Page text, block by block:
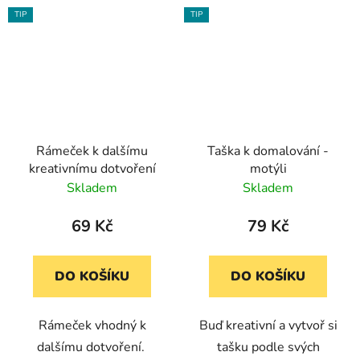
TIP
Rámeček k dalšímu
kreativnímu dotvoření
Skladem
69 Kč
DO KOŠÍKU
Rámeček vhodný k
dalšímu dotvoření.
TIP
Taška k domalování -
motýli
Skladem
79 Kč
DO KOŠÍKU
Buď kreativní a vytvoř si
tašku podle svých